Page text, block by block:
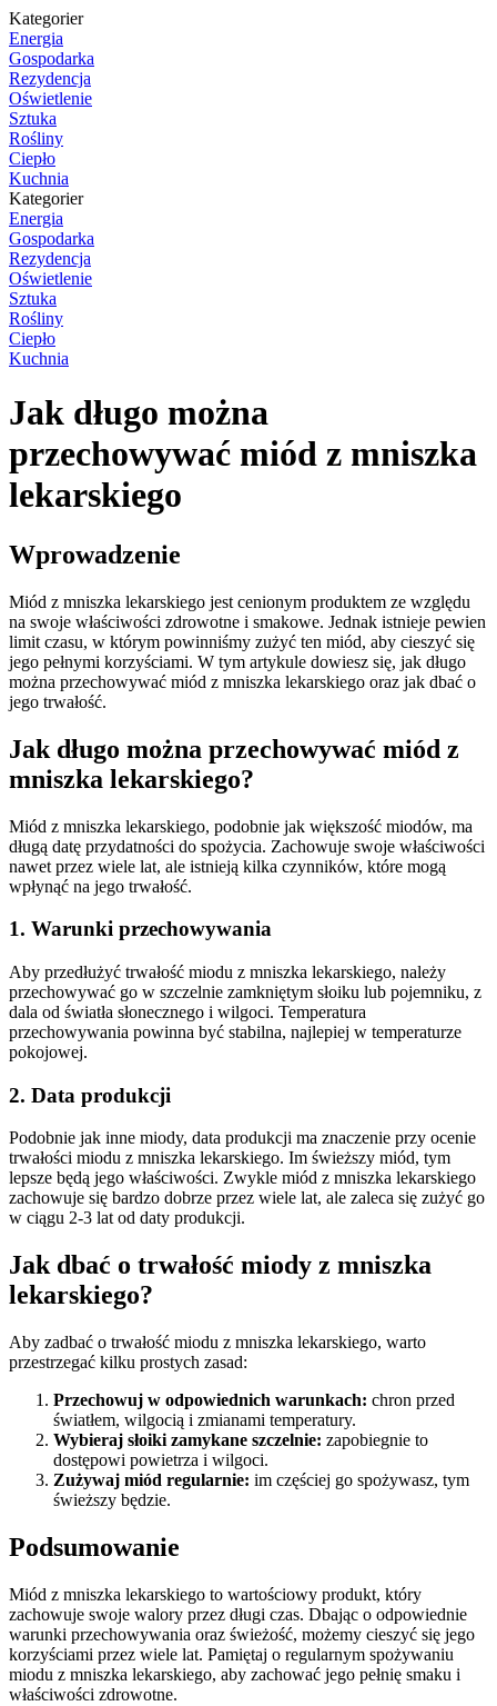
Kategorier
Energia
Gospodarka
Rezydencja
Oświetlenie
Sztuka
Rośliny
Ciepło
Kuchnia
Kategorier
Energia
Gospodarka
Rezydencja
Oświetlenie
Sztuka
Rośliny
Ciepło
Kuchnia
Jak długo można
przechowywać miód z mniszka
lekarskiego
Wprowadzenie
Miód z mniszka lekarskiego jest cenionym produktem ze względu
na swoje właściwości zdrowotne i smakowe. Jednak istnieje pewien
limit czasu, w którym powinniśmy zużyć ten miód, aby cieszyć się
jego pełnymi korzyściami. W tym artykule dowiesz się, jak długo
można przechowywać miód z mniszka lekarskiego oraz jak dbać o
jego trwałość.
Jak długo można przechowywać miód z
mniszka lekarskiego?
Miód z mniszka lekarskiego, podobnie jak większość miodów, ma
długą datę przydatności do spożycia. Zachowuje swoje właściwości
nawet przez wiele lat, ale istnieją kilka czynników, które mogą
wpłynąć na jego trwałość.
1. Warunki przechowywania
Aby przedłużyć trwałość miodu z mniszka lekarskiego, należy
przechowywać go w szczelnie zamkniętym słoiku lub pojemniku, z
dala od światła słonecznego i wilgoci. Temperatura
przechowywania powinna być stabilna, najlepiej w temperaturze
pokojowej.
2. Data produkcji
Podobnie jak inne miody, data produkcji ma znaczenie przy ocenie
trwałości miodu z mniszka lekarskiego. Im świeższy miód, tym
lepsze będą jego właściwości. Zwykle miód z mniszka lekarskiego
zachowuje się bardzo dobrze przez wiele lat, ale zaleca się zużyć go
w ciągu 2-3 lat od daty produkcji.
Jak dbać o trwałość miody z mniszka
lekarskiego?
Aby zadbać o trwałość miodu z mniszka lekarskiego, warto
przestrzegać kilku prostych zasad:
Przechowuj w odpowiednich warunkach: chron przed
światłem, wilgocią i zmianami temperatury.
Wybieraj słoiki zamykane szczelnie: zapobiegnie to
dostępowi powietrza i wilgoci.
Zużywaj miód regularnie: im częściej go spożywasz, tym
świeższy będzie.
Podsumowanie
Miód z mniszka lekarskiego to wartościowy produkt, który
zachowuje swoje walory przez długi czas. Dbając o odpowiednie
warunki przechowywania oraz świeżość, możemy cieszyć się jego
korzyściami przez wiele lat. Pamiętaj o regularnym spożywaniu
miodu z mniszka lekarskiego, aby zachować jego pełnię smaku i
właściwości zdrowotne.